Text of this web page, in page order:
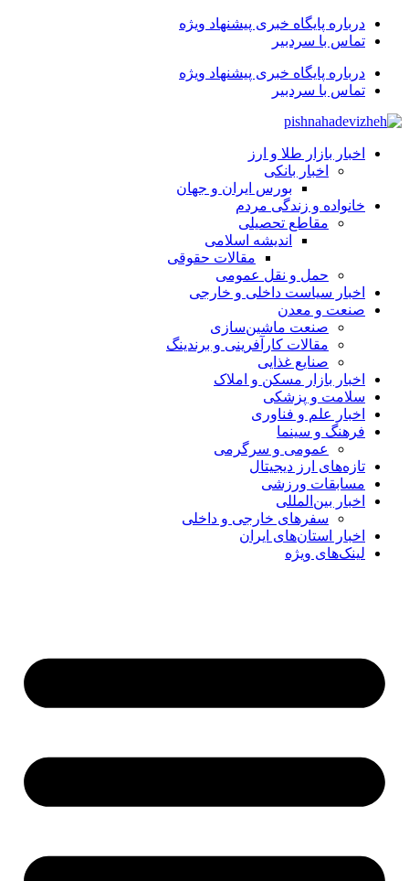
درباره پایگاه خبری پیشنهاد ویژه
تماس با سردبیر
درباره پایگاه خبری پیشنهاد ویژه
تماس با سردبیر
اخبار بازار طلا و ارز
اخبار بانکی
بورس ایران و جهان
خانواده و زندگی مردم
مقاطع تحصیلی
اندیشه اسلامی
مقالات حقوقی
حمل و نقل عمومی
اخبار سیاست داخلی و خارجی
صنعت و معدن
صنعت ماشین‌سازی
مقالات کارآفرینی و برندینگ
صنایع غذایی
اخبار بازار مسکن و املاک
سلامت و پزشکی
اخبار علم و فناوری
فرهنگ و سینما
عمومی و سرگرمی
تازه‌های ارز دیجیتال
مسابقات ورزشی
اخبار بین‌المللی
سفرهای خارجی و داخلی
اخبار استان‌های ایران
لینک‌های ویژه